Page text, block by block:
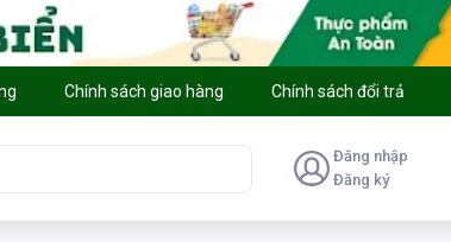
Chính sách giao hàng Chính sách đổi trả
Đăng nhập
Đăng ký